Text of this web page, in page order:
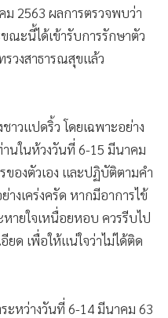
2563 ผลการตรวจพบว่า
ณะนี้ได้เข้ารับการรักษาตัว
วงสาธารณสุขแล้ว
วแปดริ้ว โดยเฉพาะอย่าง
นในห้วงวันที่ 6-15 มีนาคม
ของตัวเอง และปฏิบัติตามคำ
งเคร่งครัด หากมีอาการไข้
ายใจเหนื่อยหอบ ควรรีบไป
ด เพื่อให้แน่ใจว่าไม่ได้ติด
ะหว่างวันที่ 6-14 มีนาคม 63